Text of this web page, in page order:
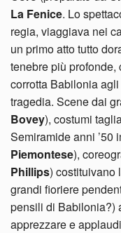
La Fenice. Lo
regia, viaggiava nei
un primo atto tutto
tenebre più
corrotta Babilonia
tragedia. Scene dai
Bovey), costumi
Semiramide anni ’50
Piemontese),
Phillips) costituivano
grandi fioriere
pensili di Babilonia?)
apprezzare e